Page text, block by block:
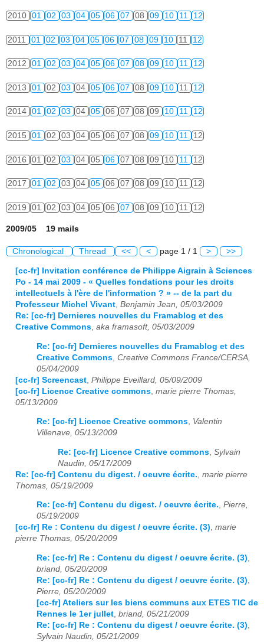
2010 01 02 03 04 05 06 07 08 09 10 11 12
2011 01 02 03 04 05 06 07 08 09 10 11 12
2012 01 02 03 04 05 06 07 08 09 10 11 12
2013 01 02 03 04 05 06 07 08 09 10 11 12
2014 01 02 03 04 05 06 07 08 09 10 11 12
2015 01 02 03 04 05 06 07 08 09 10 11 12
2016 01 02 03 04 05 06 07 08 09 10 11 12
2017 01 02 03 04 05 06 07 08 09 10 11 12
2019 01 02 03 04 05 06 07 08 09 10 11 12
2009/05 19 mails
Chronological Thread << < page 1 / 1 > >>
[cc-fr] Invitation conférence de Philippe Aigrain à Sciences
Po - 14 mai 2009 - « Quelles fondations pour les droits
intellectuels à l'ère de l'information ? » -- de la part du
Professeur Michel Vivant, Benjamin Jean, 05/03/2009
Re: [cc-fr] Dernieres nouvelles du Framablog et des
Creative Commons, aka framasoft, 05/03/2009
Re: [cc-fr] Dernieres nouvelles du Framablog et des
Creative Commons Creative Commons France/CERSA,
05/04/2009
[cc-fr] Screencast Philippe Eveillard, 05/09/2009
[cc-fr] Licence Creative commons marie pierre Thomas,
05/13/2009
Re: [cc-fr] Licence Creative commons, Valentin
Villenave, 05/13/2009
Re: [cc-fr] Licence Creative commons Sylvain
Naudin, 05/17/2009
Re: [cc-fr] Contenu du digest. / oeuvre écrite. marie pierre
Thomas, 05/19/2009
Re: [cc-fr] Contenu du digest. / oeuvre écrite., Pierre,
05/19/2009
[cc-fr] Re : Contenu du digest / oeuvre écrite. (3), marie
pierre Thomas, 05/20/2009
Re: [cc-fr] Re : Contenu du digest / oeuvre écrite. (3),
briand, 05/20/2009
Re: [cc-fr] Re : Contenu du digest / oeuvre écrite. (3),
Pierre, 05/20/2009
[cc-fr] Ateliers sur les biens communs aux ETES TIC de
Rennes le 1er jullet, briand, 05/21/2009
Re: [cc-fr] Re : Contenu du digest / oeuvre écrite. (3),
Sylvain Naudin, 05/21/2009